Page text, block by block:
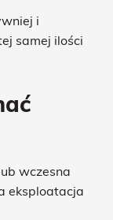
i
samej ilości
wczesna
eksploatacja